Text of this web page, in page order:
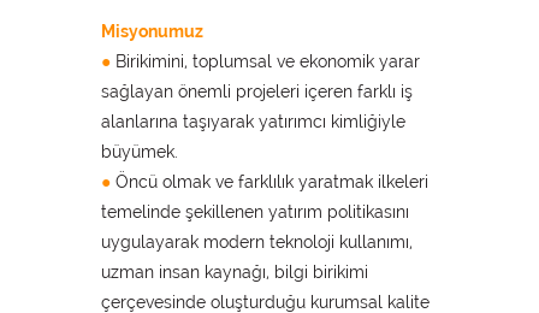
Misyonumuz
● Birikimini, toplumsal ve ekonomik yarar
sağlayan önemli projeleri içeren farklı iş
alanlarına taşıyarak yatırımcı kimliğiyle
büyümek.
● Öncü olmak ve farklılık yaratmak ilkeleri
temelinde şekillenen yatırım politikasını
uygulayarak modern teknoloji kullanımı,
uzman insan kaynağı, bilgi birikimi
çerçevesinde oluşturduğu kurumsal kalite